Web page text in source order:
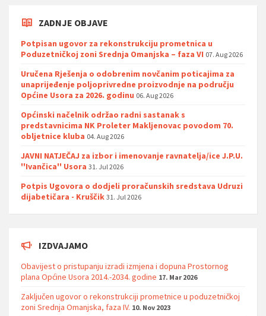
ZADNJE OBJAVE
Potpisan ugovor za rekonstrukciju prometnica u
Poduzetničkoj zoni Srednja Omanjska – faza VI 07. Aug 2026
Uručena Rješenja o odobrenim novčanim poticajima za
unaprijeđenje poljoprivredne proizvodnje na području
Općine Usora za 2026. godinu 06. Aug 2026
Općinski načelnik održao radni sastanak s
predstavnicima NK Proleter Makljenovac povodom 70.
obljetnice kluba 04. Aug 2026
JAVNI NATJEČAJ za izbor i imenovanje ravnatelja/ice J.P.U.
''Ivančica'' Usora 31. Jul 2026
Potpis Ugovora o dodjeli proračunskih sredstava Udruzi
dijabetičara - Kruščik 31. Jul 2026
IZDVAJAMO
Obavijest o pristupanju izradi izmjena i dopuna Prostornog
plana Općine Usora 2014.-2034. godine 17. Mar 2026
Zaključen ugovor o rekonstrukciji prometnice u poduzetničkoj
zoni Srednja Omanjska, faza IV. 10. Nov 2023